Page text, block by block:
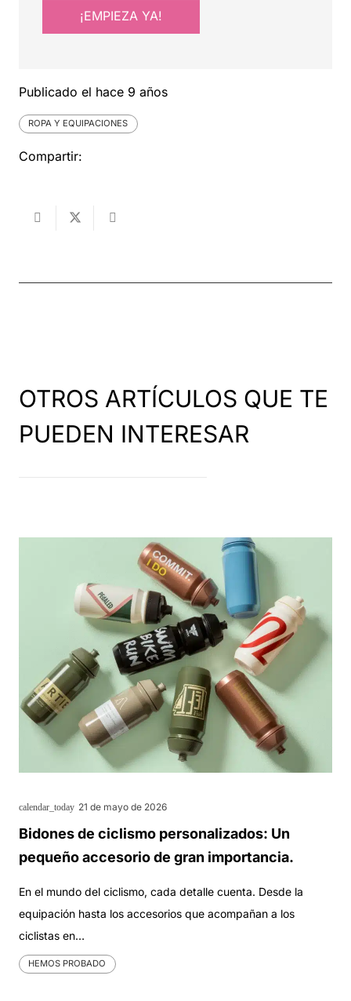
¡EMPIEZA YA!
Publicado el hace 9 años
ROPA Y EQUIPACIONES
Compartir:
OTROS ARTÍCULOS QUE TE
PUEDEN INTERESAR
calendar_today 21 de mayo de 2026
Bidones de ciclismo personalizados: Un
pequeño accesorio de gran importancia.
En el mundo del ciclismo, cada detalle cuenta. Desde la
equipación hasta los accesorios que acompañan a los
ciclistas en…
HEMOS PROBADO